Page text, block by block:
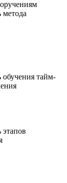
метода
обучения тайм-
этапов